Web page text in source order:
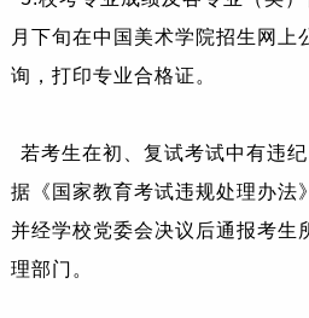
月下旬在中国美术学院招生网上
询，打印专业合格证。
若考生在初、复试考试中有违
据《国家教育考试违规处理办法
并经学校党委会决议后通报考生
理部门。